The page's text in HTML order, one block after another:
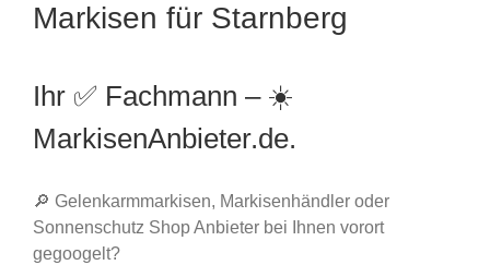
Markisen für Starnberg
Ihr ✅ Fachmann – ☀️
MarkisenAnbieter.de.
🔎 Gelenkarmmarkisen, Markisenhändler oder
Sonnenschutz Shop Anbieter bei Ihnen vorort
gegoogelt?